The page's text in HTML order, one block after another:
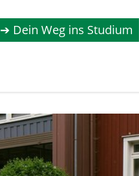
➔ Dein Weg ins Studium